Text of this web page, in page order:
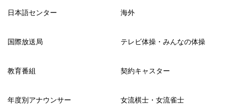
日本語センター 海外
国際放送局 テレビ体操・みんなの体操
教育番組 契約キャスター
年度別アナウンサー 女流棋士・女流雀士